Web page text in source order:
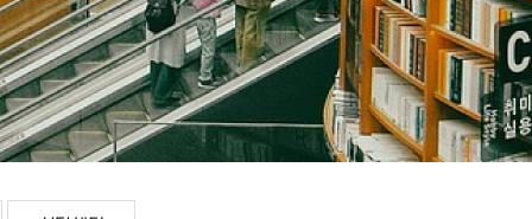
도
자주하는 질문
상담센터